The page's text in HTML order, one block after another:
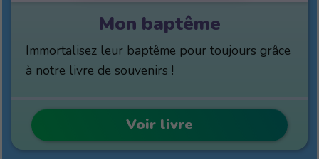
Mon baptême
Immortalisez leur baptême pour toujours grâce
à notre livre de souvenirs !
Voir livre